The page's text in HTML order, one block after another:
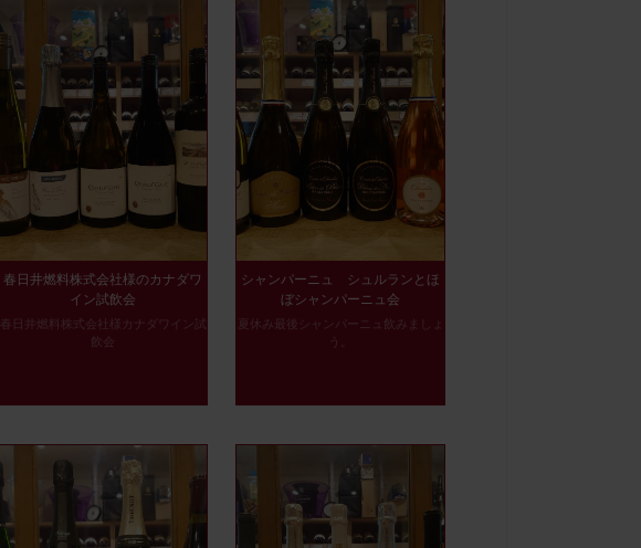
春日井燃料株式会社様のカナダワ
イン試飲会
春日井燃料株式会社様カナダワイン試
飲会
シャンパーニュ シュルランとほ
ぼシャンパーニュ会
夏休み最後シャンパーニュ飲みましょ
う。